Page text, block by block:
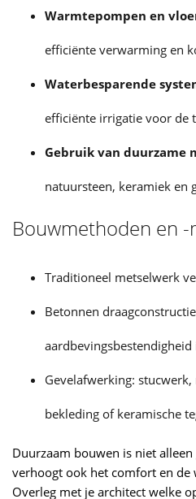
Warmtepompen en
efficiënte verwarming en
Waterbesparende
efficiënte irrigatie voor de
Gebruik van duurzame
natuursteen, keramiek en
Bouwmethoden en
Traditioneel metselwerk
Betonnen
aardbevingsbestendigheid
Gevelafwerking:
bekleding of keramische
Duurzaam bouwen is niet
verhoogt ook het comfort en de
Overleg met je architect welke